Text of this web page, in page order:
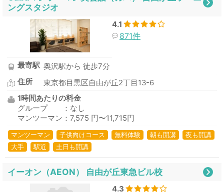
ングスタジオ
4.1
871件
最寄駅 奥沢駅から 徒歩7分
住所
東京都目黒区自由が丘2丁目13-6
1時間あたりの料金
グループ ：なし
マンツーマン：7,575 円〜11,715円
マンツーマン 子供向けコース 無料体験 朝も開講
夜も開講
大手
駅近 土日も開講
イーオン（AEON） 自由が丘東急ビル校
4.3